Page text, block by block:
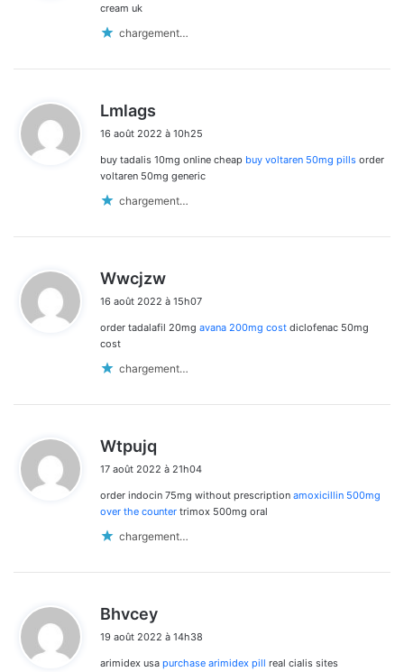
cream uk
chargement…
Lmlags
t
:
16 août 2022 à 10h25
buy tadalis 10mg online cheap buy voltaren 50mg pills order
voltaren 50mg generic
chargement…
Wwcjzw
t
16 août 2022 à 15h07
order tadalafil 20mg avana 200mg cost diclofenac 50mg
cost
chargement…
Wtpujq
t
:
17 août 2022 à 21h04
order indocin 75mg without prescription amoxicillin 500mg
over the counter trimox 500mg oral
chargement…
Bhvcey
t
19 août 2022 à 14h38
arimidex usa purchase arimidex pill real cialis sites